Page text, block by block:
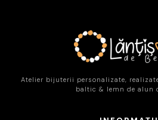
Atelier bijuterii personalizate,
baltic & lemn de alun